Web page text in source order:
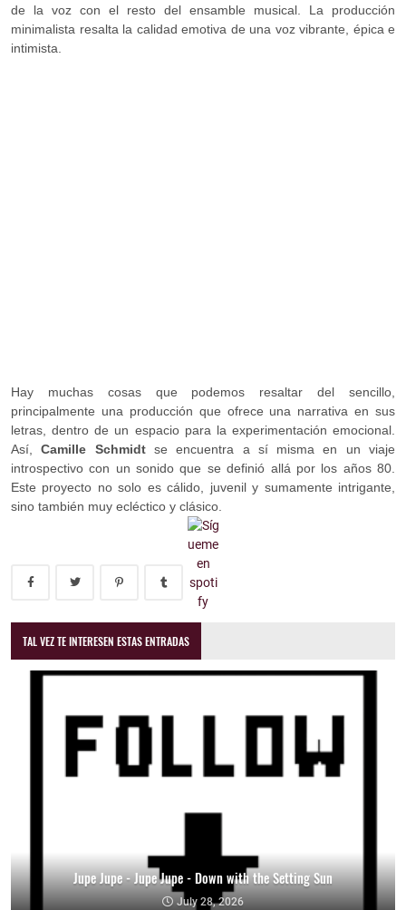
de la voz con el resto del ensamble musical. La producción
minimalista resalta la calidad emotiva de una voz vibrante, épica e
intimista.
Hay muchas cosas que podemos resaltar del sencillo,
principalmente una producción que ofrece una narrativa en sus
letras, dentro de un espacio para la experimentación emocional.
Así,Camille Schmidtse encuentra a sí misma en un viaje
introspectivo con un sonido que se definió allá por los años 80.
Este proyecto no solo es cálido, juvenil y sumamente intrigante,
sino también muy ecléctico y clásico.
TAL VEZ TE INTERESEN ESTAS ENTRADAS
Jupe Jupe - Jupe Jupe - Down with the Setting Sun
July 28, 2026